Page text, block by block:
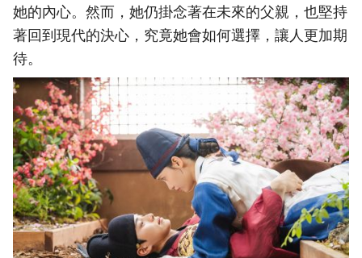
她的內心。然而，她仍掛念著在未來的父親，也堅持
著回到現代的決心，究竟她會如何選擇，讓人更加期
待。